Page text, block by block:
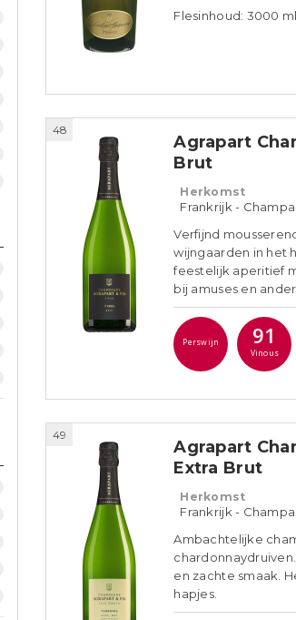
Flesinhoud: 3000 ml
48
Agrapart
Brut
Herkomst
Frankrijk -
Verfijnd
wijngaarden in het
feestelijk aperitief
bij amuses en
Perswijn 91
Vinous
Extra Brut
Herkomst
Frankrijk -